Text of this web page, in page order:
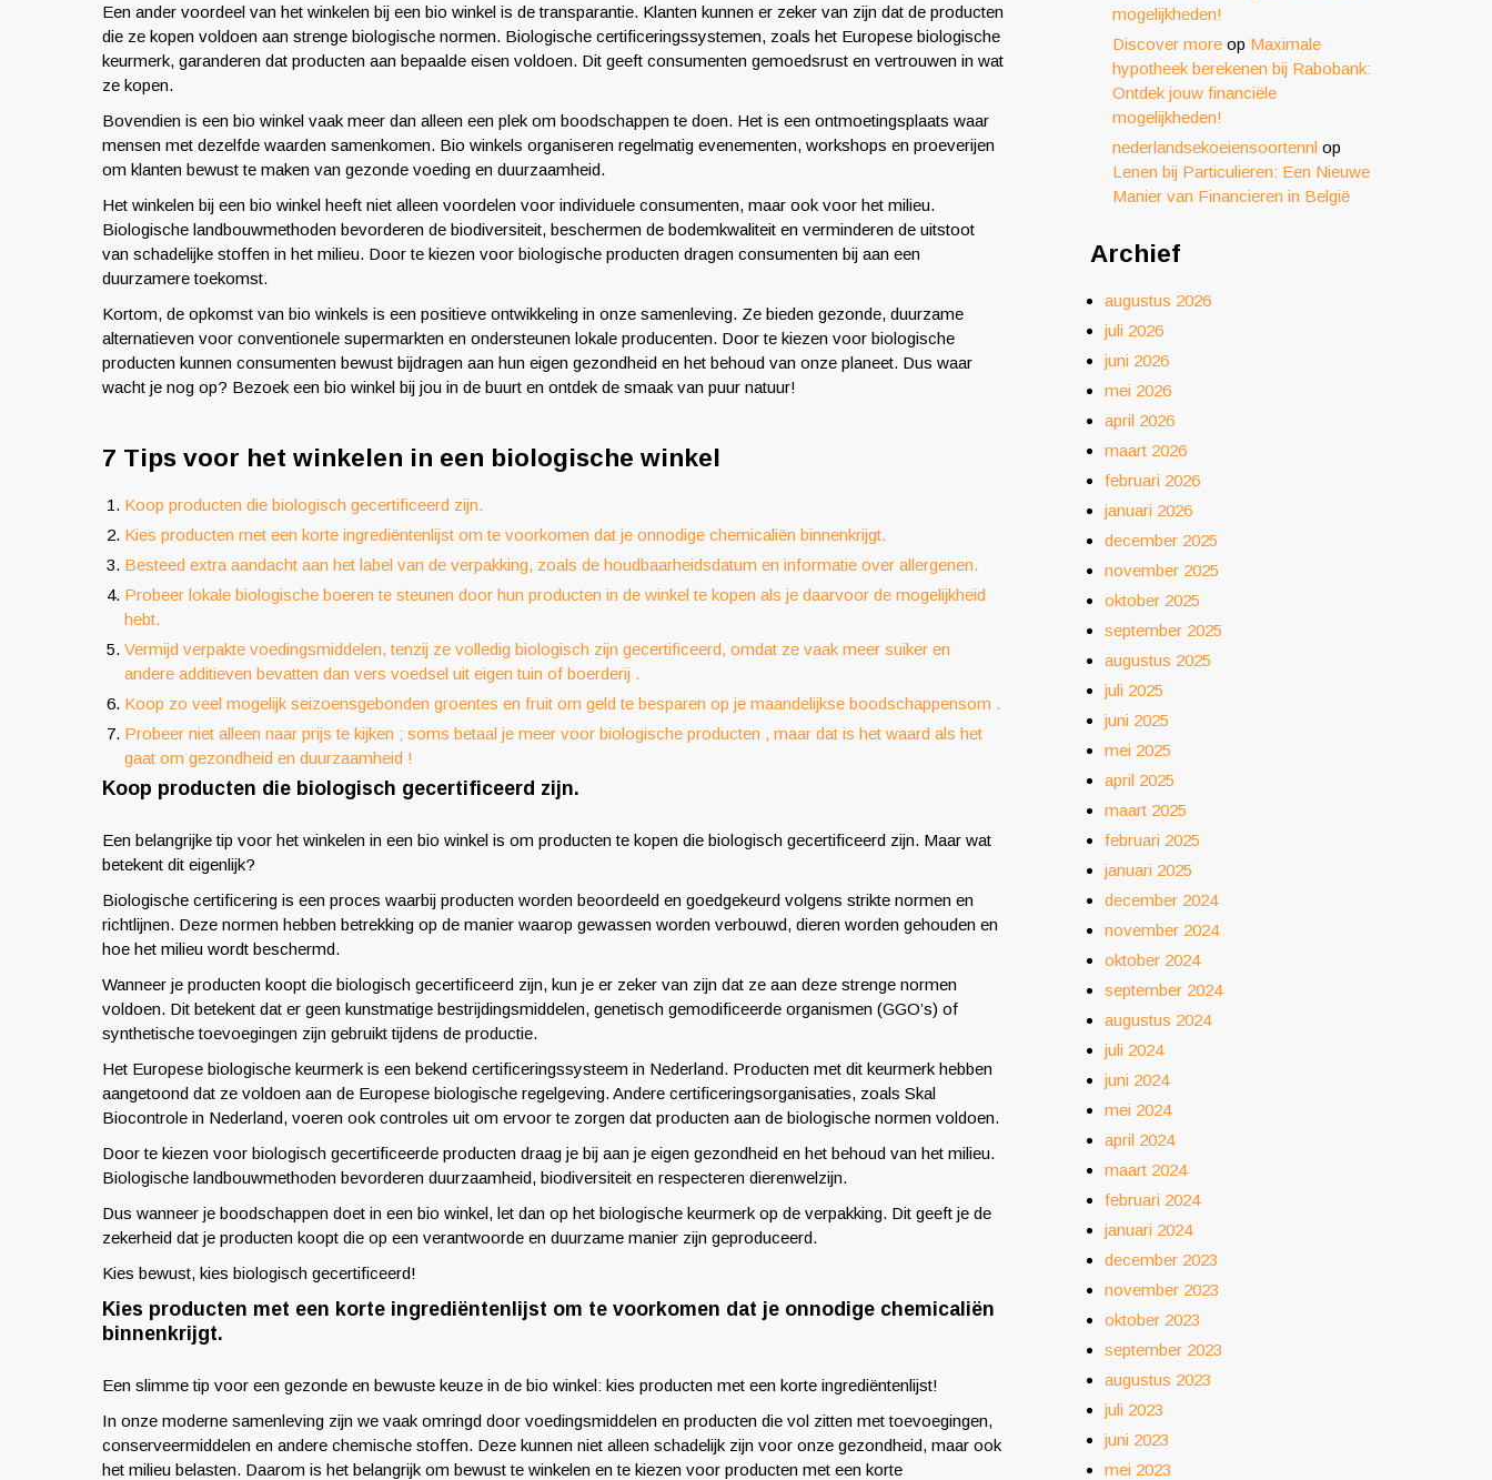
Een ander voordeel van het winkelen bij een bio winkel is de transparantie. Klanten kunnen er zeker van zijn dat de producten
die ze kopen voldoen aan strenge biologische normen. Biologische certificeringssystemen, zoals het Europese biologische
keurmerk, garanderen dat producten aan bepaalde eisen voldoen. Dit geeft consumenten gemoedsrust en vertrouwen in wat
ze kopen.
Bovendien is een bio winkel vaak meer dan alleen een plek om boodschappen te doen. Het is een ontmoetingsplaats waar
mensen met dezelfde waarden samenkomen. Bio winkels organiseren regelmatig evenementen, workshops en proeverijen
om klanten bewust te maken van gezonde voeding en duurzaamheid.
Het winkelen bij een bio winkel heeft niet alleen voordelen voor individuele consumenten, maar ook voor het milieu.
Biologische landbouwmethoden bevorderen de biodiversiteit, beschermen de bodemkwaliteit en verminderen de uitstoot
van schadelijke stoffen in het milieu. Door te kiezen voor biologische producten dragen consumenten bij aan een
duurzamere toekomst.
Kortom, de opkomst van bio winkels is een positieve ontwikkeling in onze samenleving. Ze bieden gezonde, duurzame
alternatieven voor conventionele supermarkten en ondersteunen lokale producenten. Door te kiezen voor biologische
producten kunnen consumenten bewust bijdragen aan hun eigen gezondheid en het behoud van onze planeet. Dus waar
wacht je nog op? Bezoek een bio winkel bij jou in de buurt en ontdek de smaak van puur natuur!
7 Tips voor het winkelen in een biologische winkel
Koop producten die biologisch gecertificeerd zijn.
Kies producten met een korte ingrediëntenlijst om te voorkomen dat je onnodige chemicaliën binnenkrijgt.
Besteed extra aandacht aan het label van de verpakking, zoals de houdbaarheidsdatum en informatie over allergenen.
Probeer lokale biologische boeren te steunen door hun producten in de winkel te kopen als je daarvoor de mogelijkheid
hebt.
Vermijd verpakte voedingsmiddelen, tenzij ze volledig biologisch zijn gecertificeerd, omdat ze vaak meer suiker en
andere additieven bevatten dan vers voedsel uit eigen tuin of boerderij .
Koop zo veel mogelijk seizoensgebonden groentes en fruit om geld te besparen op je maandelijkse boodschappensom .
Probeer niet alleen naar prijs te kijken ; soms betaal je meer voor biologische producten , maar dat is het waard als het
gaat om gezondheid en duurzaamheid !
Koop producten die biologisch gecertificeerd zijn.
Een belangrijke tip voor het winkelen in een bio winkel is om producten te kopen die biologisch gecertificeerd zijn. Maar wat
betekent dit eigenlijk?
Biologische certificering is een proces waarbij producten worden beoordeeld en goedgekeurd volgens strikte normen en
richtlijnen. Deze normen hebben betrekking op de manier waarop gewassen worden verbouwd, dieren worden gehouden en
hoe het milieu wordt beschermd.
Wanneer je producten koopt die biologisch gecertificeerd zijn, kun je er zeker van zijn dat ze aan deze strenge normen
voldoen. Dit betekent dat er geen kunstmatige bestrijdingsmiddelen, genetisch gemodificeerde organismen (GGO’s) of
synthetische toevoegingen zijn gebruikt tijdens de productie.
Het Europese biologische keurmerk is een bekend certificeringssysteem in Nederland. Producten met dit keurmerk hebben
aangetoond dat ze voldoen aan de Europese biologische regelgeving. Andere certificeringsorganisaties, zoals Skal
Biocontrole in Nederland, voeren ook controles uit om ervoor te zorgen dat producten aan de biologische normen voldoen.
Door te kiezen voor biologisch gecertificeerde producten draag je bij aan je eigen gezondheid en het behoud van het milieu.
Biologische landbouwmethoden bevorderen duurzaamheid, biodiversiteit en respecteren dierenwelzijn.
Dus wanneer je boodschappen doet in een bio winkel, let dan op het biologische keurmerk op de verpakking. Dit geeft je de
zekerheid dat je producten koopt die op een verantwoorde en duurzame manier zijn geproduceerd.
Kies bewust, kies biologisch gecertificeerd!
Kies producten met een korte ingrediëntenlijst om te voorkomen dat je onnodige chemicaliën
binnenkrijgt.
Een slimme tip voor een gezonde en bewuste keuze in de bio winkel: kies producten met een korte ingrediëntenlijst!
In onze moderne samenleving zijn we vaak omringd door voedingsmiddelen en producten die vol zitten met toevoegingen,
conserveermiddelen en andere chemische stoffen. Deze kunnen niet alleen schadelijk zijn voor onze gezondheid, maar ook
het milieu belasten. Daarom is het belangrijk om bewust te winkelen en te kiezen voor producten met een korte
mogelijkheden!
Discover more op Maximale
hypotheek berekenen bij Rabobank:
Ontdek jouw financiële
mogelijkheden!
nederlandsekoeiensoortennl op
Lenen bij Particulieren: Een Nieuwe
Manier van Financieren in België
Archief
augustus 2026
juli 2026
juni 2026
mei 2026
april 2026
maart 2026
februari 2026
januari 2026
december 2025
november 2025
oktober 2025
september 2025
augustus 2025
juli 2025
juni 2025
mei 2025
april 2025
maart 2025
februari 2025
januari 2025
december 2024
november 2024
oktober 2024
september 2024
augustus 2024
juli 2024
juni 2024
mei 2024
april 2024
maart 2024
februari 2024
januari 2024
december 2023
november 2023
oktober 2023
september 2023
augustus 2023
juli 2023
juni 2023
mei 2023